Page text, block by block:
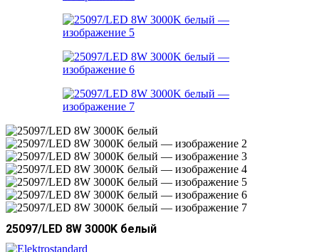
25097/LED 8W 3000K белый